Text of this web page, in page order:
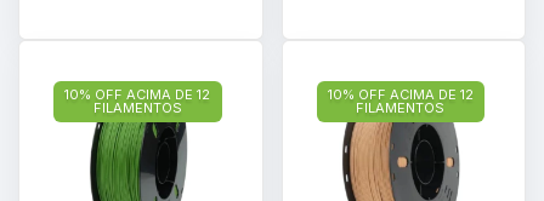
10% OFF ACIMA DE 12
FILAMENTOS
10% OFF ACIMA DE 12
FILAMENTOS